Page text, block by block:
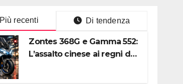
Più recenti Di tendenza
Zontes 368G e Gamma 552:
L’assalto cinese ai regni di